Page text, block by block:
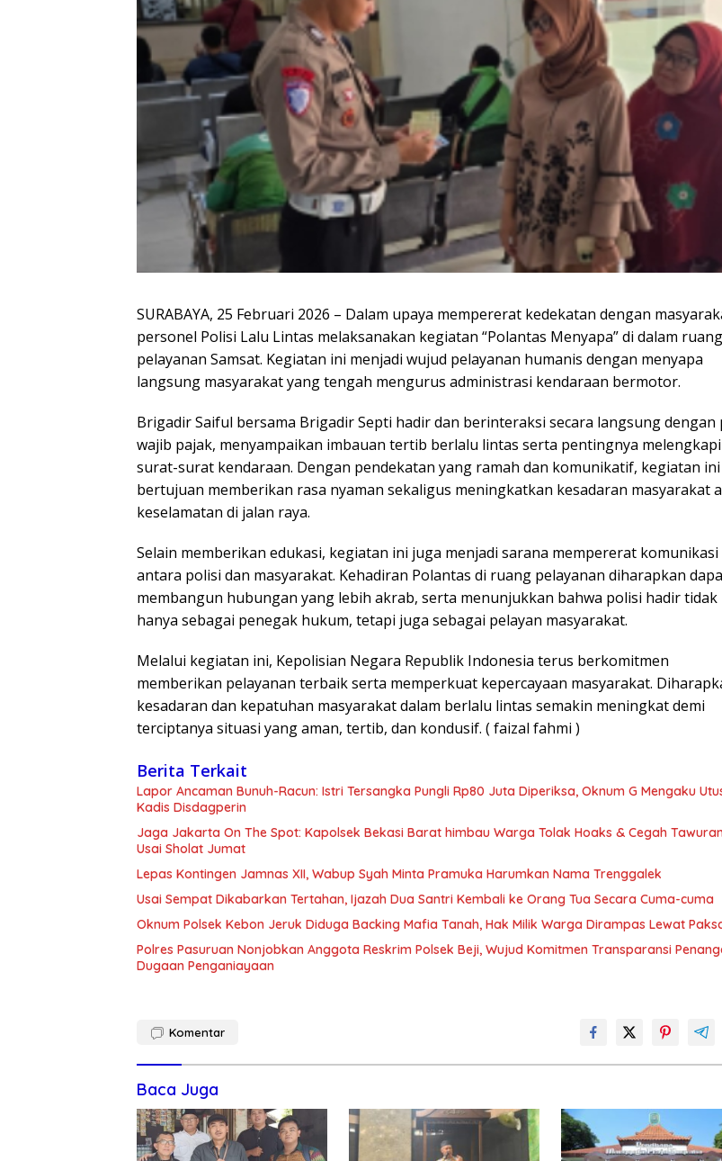
SURABAYA, 25 Februari 2026 – Dalam upaya mempererat kedekatan dengan
personel Polisi Lalu Lintas melaksanakan kegiatan “Polantas Menyapa” di dalam ruang
pelayanan Samsat. Kegiatan ini menjadi wujud pelayanan humanis dengan menyapa
langsung masyarakat yang tengah mengurus administrasi kendaraan bermotor.
Brigadir Saiful bersama Brigadir Septi hadir dan berinteraksi secara langsung dengan
wajib pajak, menyampaikan imbauan tertib berlalu lintas serta pentingnya melengkapi
surat-surat kendaraan. Dengan pendekatan yang ramah dan komunikatif, kegiatan ini
bertujuan memberikan rasa nyaman sekaligus meningkatkan kesadaran masyarakat
keselamatan di jalan raya.
Selain memberikan edukasi, kegiatan ini juga menjadi sarana mempererat komunikasi
antara polisi dan masyarakat. Kehadiran Polantas di ruang pelayanan diharapkan
membangun hubungan yang lebih akrab, serta menunjukkan bahwa polisi hadir tidak
hanya sebagai penegak hukum, tetapi juga sebagai pelayan masyarakat.
Melalui kegiatan ini, Kepolisian Negara Republik Indonesia terus berkomitmen
memberikan pelayanan terbaik serta memperkuat kepercayaan masyarakat.
kesadaran dan kepatuhan masyarakat dalam berlalu lintas semakin meningkat demi
terciptanya situasi yang aman, tertib, dan kondusif. ( faizal fahmi )
Berita Terkait
Lapor Ancaman Bunuh-Racun: Istri Tersangka Pungli Rp80 Juta Diperiksa, Oknum G Mengaku
Kadis Disdagperin
Jaga Jakarta On The Spot: Kapolsek Bekasi Barat himbau Warga Tolak Hoaks & Cegah Tawuran
Usai Sholat Jumat
Lepas Kontingen Jamnas XII, Wabup Syah Minta Pramuka Harumkan Nama Trenggalek
Usai Sempat Dikabarkan Tertahan, Ijazah Dua Santri Kembali ke Orang Tua Secara Cuma-cuma
Oknum Polsek Kebon Jeruk Diduga Backing Mafia Tanah, Hak Milik Warga Dirampas Lewat
Polres Pasuruan Nonjobkan Anggota Reskrim Polsek Beji, Wujud Komitmen Transparansi
Dugaan Penganiayaan
Komentar
Baca Juga